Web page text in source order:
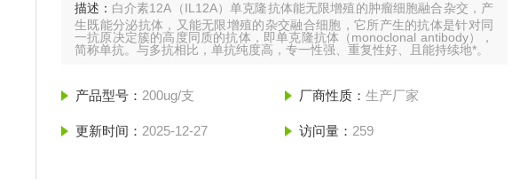
描述： 白介素12A（IL12A）单克隆抗体能无限增殖的肿瘤细胞融合杂交，产
生既能分泌抗体，又能无限增殖的杂交融合细胞，它所产生的抗体是针对同
一抗原决定簇的高度同质的抗体，即单克隆抗体（monoclonal antibody），
简称单抗。与多抗相比，单抗纯度高，专一性强、重复性好、且能持续地*。
产品型号： 200ug/支 厂商性质： 生产厂家
更新时间： 2025-12-27 访问量： 259